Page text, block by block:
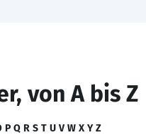
von A bis Z
P Q R S T U V W X Y Z